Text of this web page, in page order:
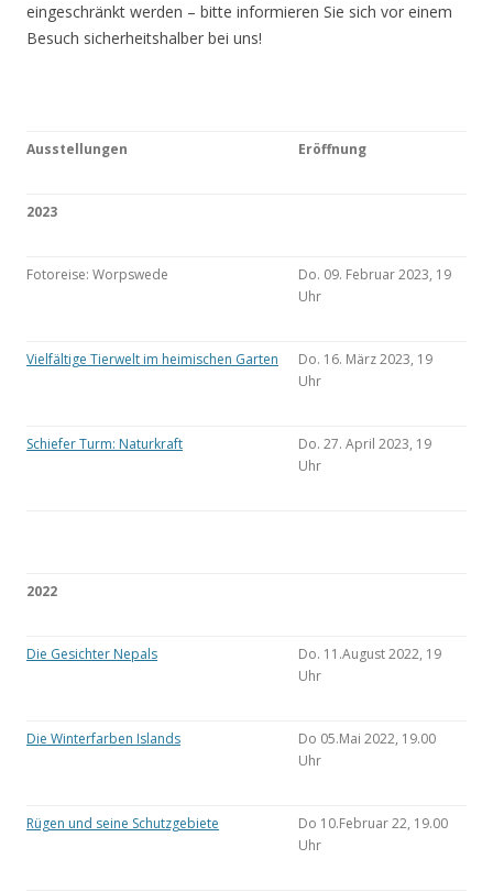
eingeschränkt werden – bitte informieren Sie sich vor einem
Besuch sicherheitshalber bei uns!
Ausstellungen Eröffnung
2023
Fotoreise: Worpswede
Do. 09. Februar 2023, 19
Uhr
Vielfältige Tierwelt im heimischen Garten
Do. 16. März 2023, 19
Uhr
Schiefer Turm: Naturkraft
Do. 27. April 2023, 19
Uhr
2022
Die Gesichter Nepals
Do. 11.August 2022, 19
Uhr
Die Winterfarben Islands
Do 05.Mai 2022, 19.00
Uhr
Rügen und seine Schutzgebiete
Do 10.Februar 22, 19.00
Uhr